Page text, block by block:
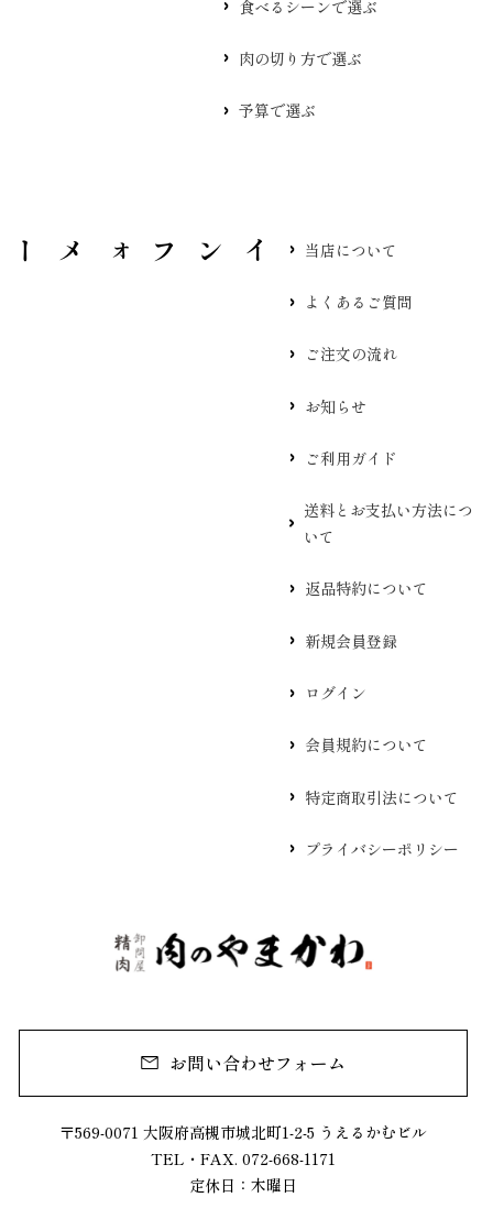
お問い合わせフォーム
〒569-0071 大阪府高槻市城北町1-2-5 うえるかむビル
TEL・FAX. 072-668-1171
定休日：木曜日
食べるシーンで選ぶ
肉の切り方で選ぶ
予算で選ぶ
当店について
よくあるご質問
ご注文の流れ
お知らせ
ご利用ガイド
送料とお支払い方法につ
いて
返品特約について
新規会員登録
ログイン
会員規約について
特定商取引法について
プライバシーポリシー